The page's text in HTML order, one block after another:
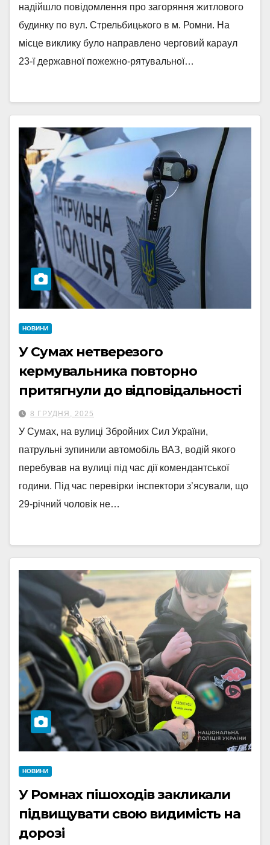
надійшло повідомлення про загоряння житлового
будинку по вул. Стрельбицького в м. Ромни. На
місце виклику було направлено черговий караул
23-ї державної пожежно-рятувальної…
НОВИНИ
У Сумах нетверезого
кермувальника повторно
притягнули до відповідальності
8 ГРУДНЯ, 2025
У Сумах, на вулиці Збройних Сил України,
патрульні зупинили автомобіль ВАЗ, водій якого
перебував на вулиці під час дії комендантської
години. Під час перевірки інспектори з’ясували, що
29-річний чоловік не…
НОВИНИ
У Ромнах пішоходів закликали
підвищувати свою видимість на
дорозі